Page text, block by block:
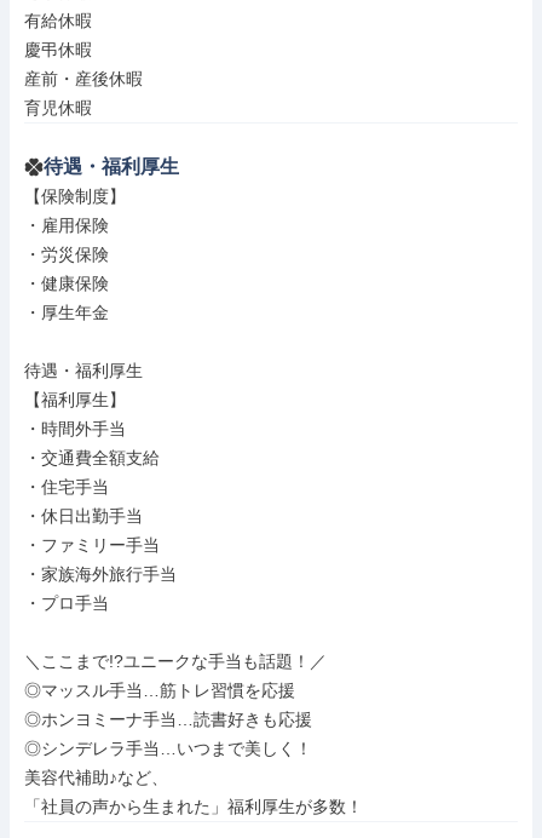
有給休暇
慶弔休暇
産前・産後休暇
育児休暇
待遇・福利厚生
【保険制度】
・雇用保険
・労災保険
・健康保険
・厚生年金
待遇・福利厚生
【福利厚生】
・時間外手当
・交通費全額支給
・住宅手当
・休日出勤手当
・ファミリー手当
・家族海外旅行手当
・プロ手当
＼ここまで!?ユニークな手当も話題！／
◎マッスル手当…筋トレ習慣を応援
◎ホンヨミーナ手当…読書好きも応援
◎シンデレラ手当…いつまで美しく！
美容代補助♪など、
「社員の声から生まれた」福利厚生が多数！